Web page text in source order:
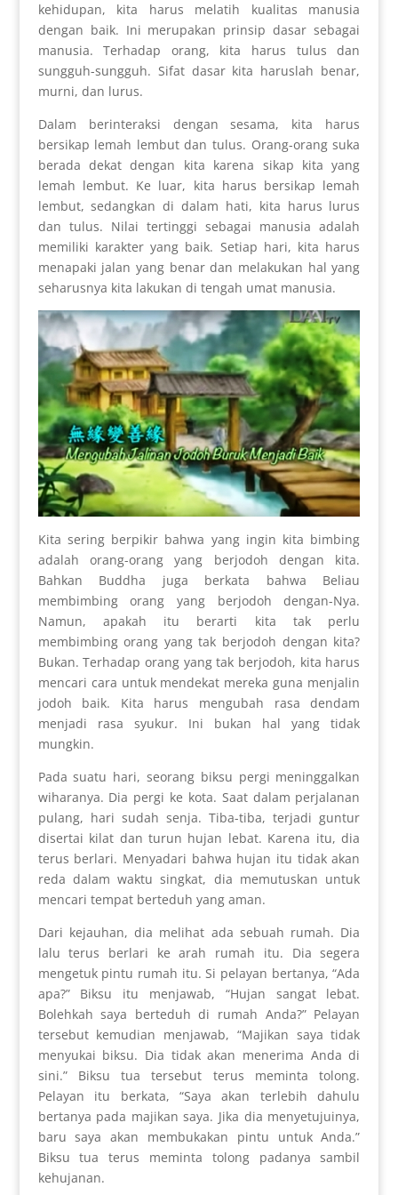
kehidupan, kita harus melatih kualitas manusia
dengan baik. Ini merupakan prinsip dasar sebagai
manusia. Terhadap orang, kita harus tulus dan
sungguh-sungguh. Sifat dasar kita haruslah benar,
murni, dan lurus.
Dalam berinteraksi dengan sesama, kita harus
bersikap lemah lembut dan tulus. Orang-orang suka
berada dekat dengan kita karena sikap kita yang
lemah lembut. Ke luar, kita harus bersikap lemah
lembut, sedangkan di dalam hati, kita harus lurus
dan tulus. Nilai tertinggi sebagai manusia adalah
memiliki karakter yang baik. Setiap hari, kita harus
menapaki jalan yang benar dan melakukan hal yang
seharusnya kita lakukan di tengah umat manusia.
Kita sering berpikir bahwa yang ingin kita bimbing
adalah orang-orang yang berjodoh dengan kita.
Bahkan Buddha juga berkata bahwa Beliau
membimbing orang yang berjodoh dengan-Nya.
Namun, apakah itu berarti kita tak perlu
membimbing orang yang tak berjodoh dengan kita?
Bukan. Terhadap orang yang tak berjodoh, kita harus
mencari cara untuk mendekat mereka guna menjalin
jodoh baik. Kita harus mengubah rasa dendam
menjadi rasa syukur. Ini bukan hal yang tidak
mungkin.
Pada suatu hari, seorang biksu pergi meninggalkan
wiharanya. Dia pergi ke kota. Saat dalam perjalanan
pulang, hari sudah senja. Tiba-tiba, terjadi guntur
disertai kilat dan turun hujan lebat. Karena itu, dia
terus berlari. Menyadari bahwa hujan itu tidak akan
reda dalam waktu singkat, dia memutuskan untuk
mencari tempat berteduh yang aman.
Dari kejauhan, dia melihat ada sebuah rumah. Dia
lalu terus berlari ke arah rumah itu. Dia segera
mengetuk pintu rumah itu. Si pelayan bertanya, “Ada
apa?” Biksu itu menjawab, “Hujan sangat lebat.
Bolehkah saya berteduh di rumah Anda?” Pelayan
tersebut kemudian menjawab, “Majikan saya tidak
menyukai biksu. Dia tidak akan menerima Anda di
sini.” Biksu tua tersebut terus meminta tolong.
Pelayan itu berkata, “Saya akan terlebih dahulu
bertanya pada majikan saya. Jika dia menyetujuinya,
baru saya akan membukakan pintu untuk Anda.”
Biksu tua terus meminta tolong padanya sambil
kehujanan.